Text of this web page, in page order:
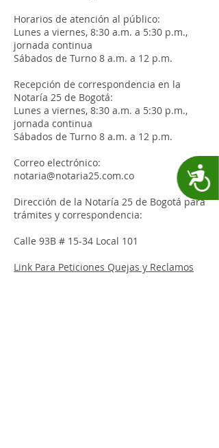
Horarios de atención al público:
Lunes a viernes, 8:30 a.m. a 5:30 p.m.,
jornada continua
Sábados de Turno 8 a.m. a 12 p.m.
Recepción de correspondencia en la
Notaría 25 de Bogotá:
Lunes a viernes, 8:30 a.m. a 5:30 p.m.,
jornada continua
Sábados de Turno 8 a.m. a 12 p.m.
Correo electrónico:
notaria@notaria25.com.co
Dirección de la Notaría 25 de Bogotá para
trámites y correspondencia:
Calle 93B # 15-34 Local 101
Link Para Peticiones Quejas y Reclamos